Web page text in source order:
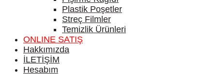
Plastik Poşetler
Streç Filmler
Temizlik Ürünleri
ONLINE SATIŞ
Hakkımızda
İLETİŞİM
Hesabım